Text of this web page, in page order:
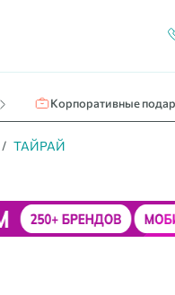
Кино, театр,
Корпоративные
Массовые выплаты
ТАЙРАЙ